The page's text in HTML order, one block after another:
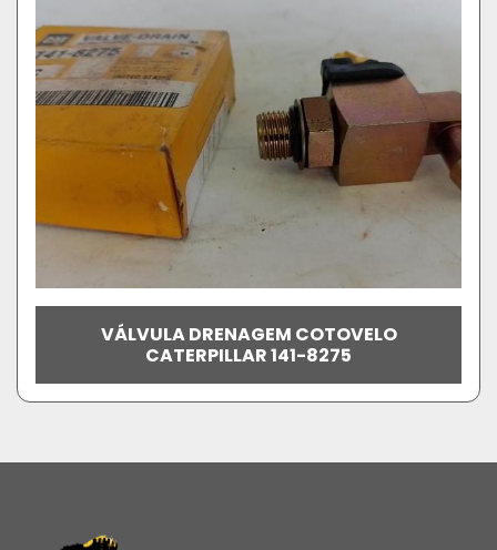
VÁLVULA DRENAGEM COTOVELO
CATERPILLAR 141-8275